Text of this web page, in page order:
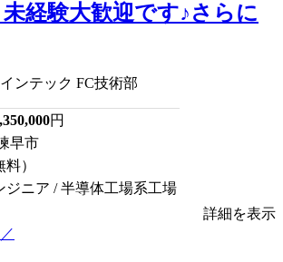
経験大歓迎です♪さらに
ンテック FC技術部
円
早市
）
ジニア / 半導体工場系工場
詳細を表示